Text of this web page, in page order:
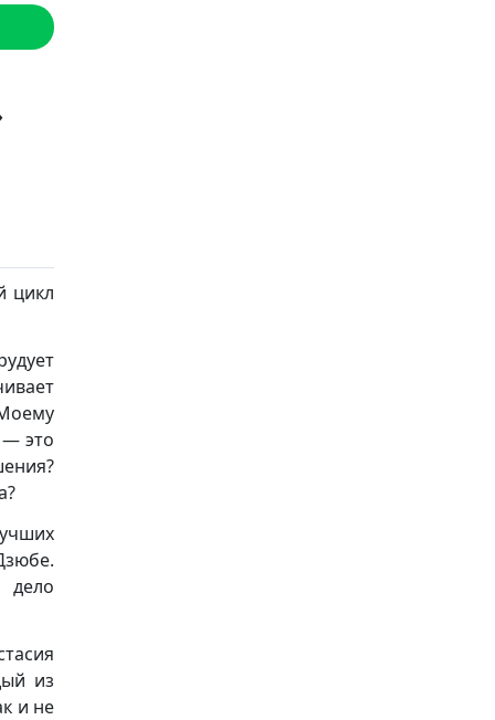
цикл
— это
дело
из
и не